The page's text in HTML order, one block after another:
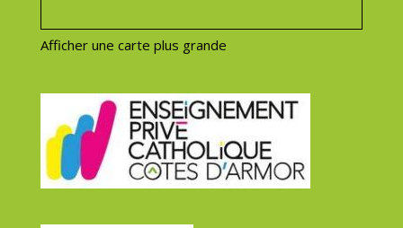
Afficher une carte plus grande